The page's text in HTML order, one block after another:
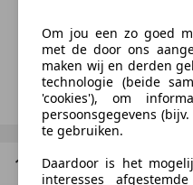
NL-4261 TJ WIJK EN
Anton van Esch
Toon nummer
1 Resultatenvoor uw
Om jou een zo goed
met de door ons
maken wij en derden
technologie (beide
'cookies'), om
persoonsgegevens
te gebruiken.
Daardoor is het
interesses